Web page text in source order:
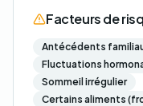
Facteurs de
Antécédents
Fluctuations
Sommeil irrégulier
Certains aliments